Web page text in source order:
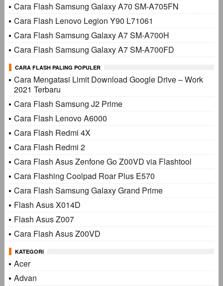
Cara Flash Samsung Galaxy A70 SM-A705FN
Cara Flash Lenovo Legion Y90 L71061
Cara Flash Samsung Galaxy A7 SM-A700H
Cara Flash Samsung Galaxy A7 SM-A700FD
CARA FLASH PALING POPULER
Cara Mengatasi Limit Download Google Drive – Work
2021 Terbaru
Cara Flash Samsung J2 Prime
Cara Flash Lenovo A6000
Cara Flash Redmi 4X
Cara Flash Redmi 2
Cara Flash Asus Zenfone Go Z00VD via Flashtool
Cara Flashing Coolpad Roar Plus E570
Cara Flash Samsung Galaxy Grand Prime
Flash Asus X014D
Flash Asus Z007
Cara Flash Asus Z00VD
KATEGORI
Acer
Advan